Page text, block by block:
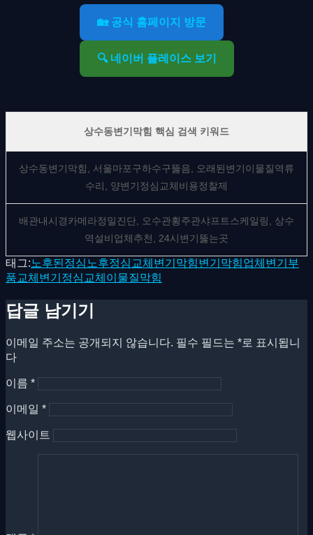
🏡 공식 홈페이지 방문
🔍 네이버 플레이스 보기
상수동변기막힘 핵심 검색 키워드
상수동변기막힘, 서울마포구하수구뚫음, 오래된변기이물질역류
수리, 양변기정심교체비용정찰제
배관내시경카메라정밀진단, 오수관횡주관샤프트스케일링, 상수
역설비업체추천, 24시변기뚫는곳
태그: 노후된정심 노후정심교체 변기막힘 변기막힘업체 변기부
품교체 변기정심교체 이물질막힘
답글 남기기
이메일 주소는 공개되지 않습니다. 필수 필드는 *로 표시됩니
다
이름 *
이메일 *
웹사이트